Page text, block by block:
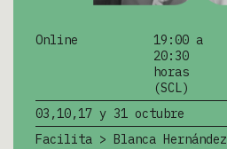
Online
19:00 a
20:30
horas
(SCL)
03,10,17 y 31 octubre
Facilita > Blanca Hernández